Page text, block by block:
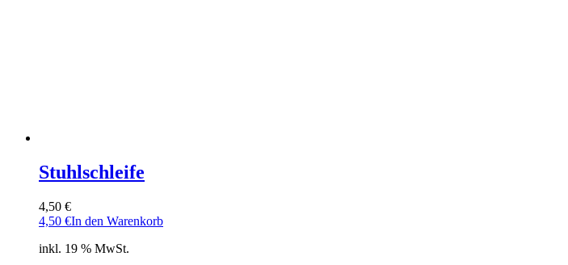
Stuhlschleife
4,50 €
4,50 €In den Warenkorb
inkl. 19 % MwSt.